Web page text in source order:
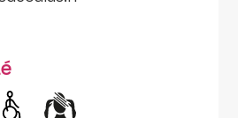
auditifintellectuel
Handicap moteur